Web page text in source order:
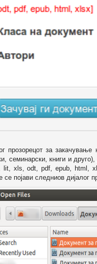
прозорецот за
семинарски, книги и
lit, xls, odt, pdf, epub, html,
се појави следниов дијалог